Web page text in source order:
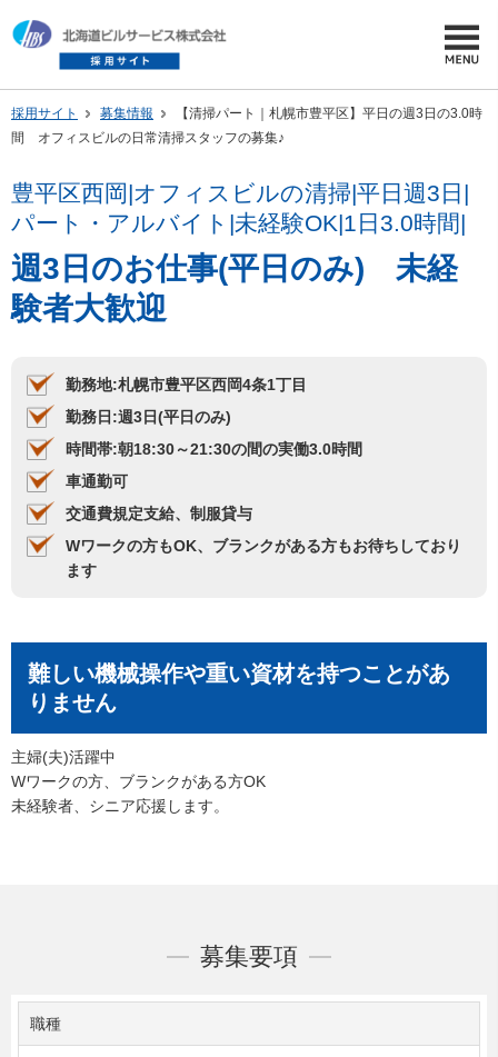
採用サイト 募集情報
【清掃パート｜札幌市豊平区】平日の週3日の3.0時
間 オフィスビルの日常清掃スタッフの募集♪
豊平区西岡|オフィスビルの清掃|平日週3日|
パート・アルバイト|未経験OK|1日3.0時間|
週3日のお仕事(平日のみ) 未経
験者大歓迎
勤務地:札幌市豊平区西岡4条1丁目
勤務日:週3日(平日のみ)
時間帯:朝18:30～21:30の間の実働3.0時間
車通勤可
交通費規定支給、制服貸与
Wワークの方もOK、ブランクがある方もお待ちしており
ます
難しい機械操作や重い資材を持つことがあ
りません
主婦(夫)活躍中
Wワークの方、ブランクがある方OK
未経験者、シニア応援します。
募集要項
職種